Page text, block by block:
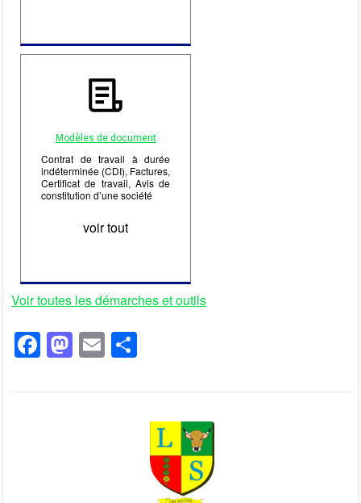
Modèles de document
Contrat de travail à durée
indéterminée (CDI), Factures,
Certificat de travail, Avis de
constitution d’une société
voir tout
Voir toutes les démarches et outils
F
c
M
st
E
ailta
g
er